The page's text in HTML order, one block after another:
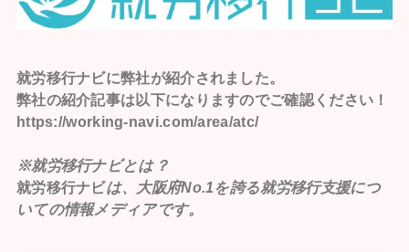
就労移行ナビに弊社が紹介されました。
弊社の紹介記事は以下になりますのでご確認ください！
https://working-navi.com/area/atc/
※就労移行ナビとは？
就労移行ナビは、大阪府No.1を誇る就労移行支援につ
いての情報メディアです。